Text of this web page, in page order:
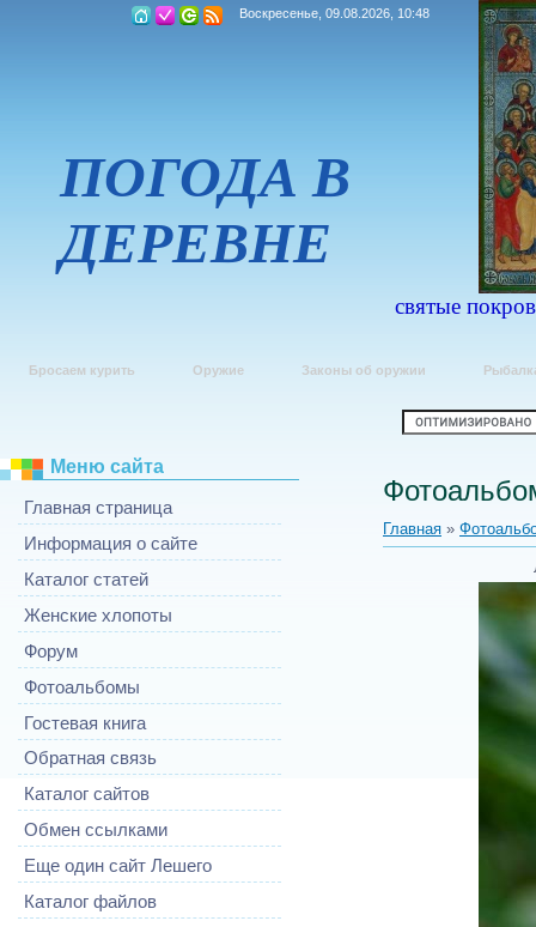
Воскресенье, 09.08.2026, 10:48
ПОГОДА В
ДЕРЕВНЕ
святые
Бросаем курить Оружие Законы об оружии
Меню сайта
Главная страница
Информация о сайте
Каталог статей
Женские хлопоты
Форум
Фотоальбомы
Гостевая книга
Обратная связь
Каталог сайтов
Обмен ссылками
Еще один сайт Лешего
Каталог файлов
Главная »